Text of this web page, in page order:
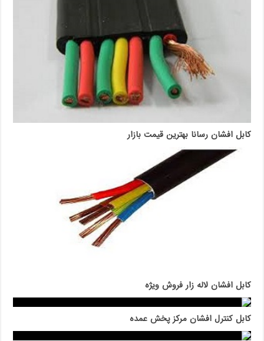
کابل افشان رسانا بهترین قیمت بازار
کابل افشان لاله زار فروش ویژه
کابل کنترل افشان مرکز پخش عمده